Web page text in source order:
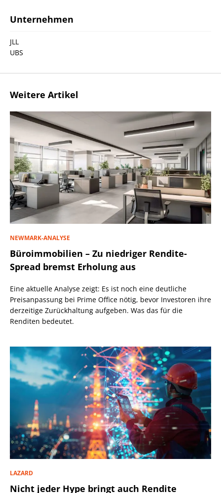
Unternehmen
JLL
UBS
Weitere Artikel
NEWMARK-ANALYSE
Büroimmobilien – Zu niedriger Rendite-
Spread bremst Erholung aus
Eine aktuelle Analyse zeigt: Es ist noch eine deutliche
Preisanpassung bei Prime Office nötig, bevor Investoren ihre
derzeitige Zurückhaltung aufgeben. Was das für die
Renditen bedeutet.
LAZARD
Nicht jeder Hype bringt auch Rendite